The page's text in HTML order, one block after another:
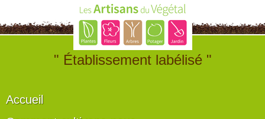
" Établissement labélisé "
Accueil